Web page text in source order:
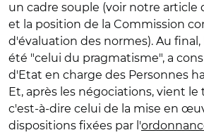
un cadre souple (voir notre article
et la position de la Commission
d'évaluation des normes). Au
été "celui du pragmatisme", a
d'Etat en charge des Personnes
Et, après les négociations, vient
c'est-à-dire celui de la mise en
dispositions fixées par l'